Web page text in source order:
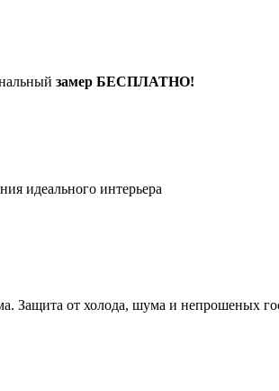
замер БЕСПЛАТНО!
идеального интерьера
Защита от холода, шума и непрошеных